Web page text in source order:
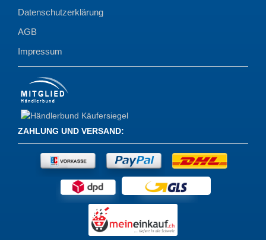
Datenschutzerklärung
AGB
Impressum
ZAHLUNG UND VERSAND: